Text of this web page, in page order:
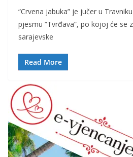
“Crvena jabuka” je jučer u
pjesmu “Tvrđava”, po kojoj će se
sarajevske
Read More